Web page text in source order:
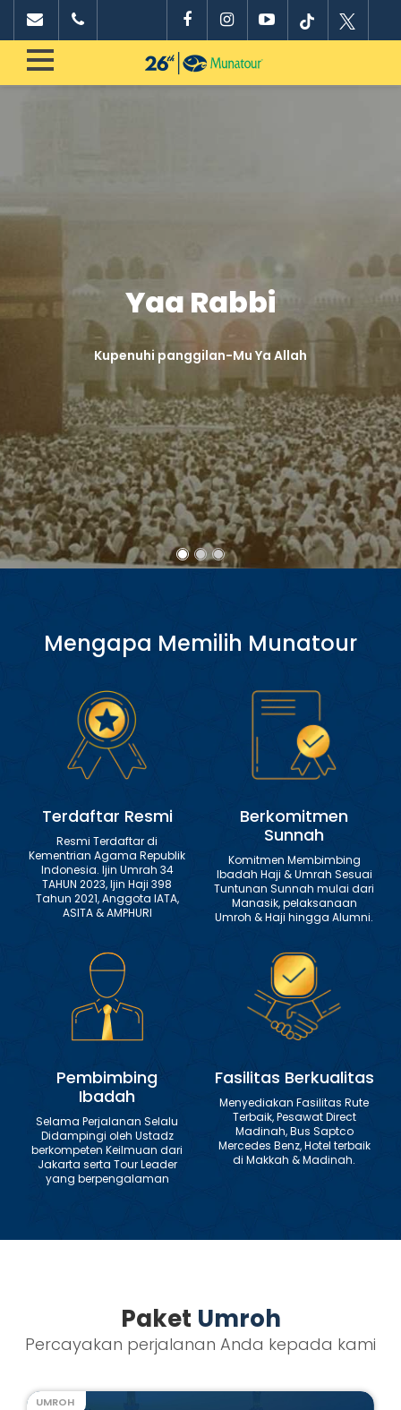
Yaa Rabbi
Kupenuhi panggilan-Mu Ya Allah
Mengapa Memilih Munatour
Terdaftar Resmi
Resmi Terdaftar di
Kementrian Agama Republik
Indonesia. Ijin Umrah 34
TAHUN 2023, Ijin Haji 398
Tahun 2021, Anggota IATA,
ASITA & AMPHURI
Berkomitmen
Sunnah
Komitmen Membimbing
Ibadah Haji & Umrah Sesuai
Tuntunan Sunnah mulai dari
Manasik, pelaksanaan
Umroh & Haji hingga Alumni.
Pembimbing
Ibadah
Selama Perjalanan Selalu
Didampingi oleh Ustadz
berkompeten Keilmuan dari
Jakarta serta Tour Leader
yang berpengalaman
Fasilitas Berkualitas
Menyediakan Fasilitas Rute
Terbaik, Pesawat Direct
Madinah, Bus Saptco
Mercedes Benz, Hotel terbaik
di Makkah & Madinah.
Paket Umroh
Percayakan perjalanan Anda kepada kami
UMROH